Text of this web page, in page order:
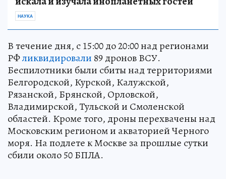
НАУКА
В течение дня, с 15:00 до 20:00 над регионами
РФликвидировали 89 дронов ВСУ.
Беспилотники были сбиты над территориями
Белгородской, Курской, Калужской,
Рязанской, Брянской, Орловской,
Владимирской, Тульской и Смоленской
областей. Кроме того, дроны перехвачены над
Московским регионом и акваторией Черного
моря. На подлете к Москве за прошлые сутки
сбили около 50 БПЛА.